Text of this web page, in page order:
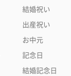
結婚祝い
出産祝い
お中元
記念日
結婚記念日